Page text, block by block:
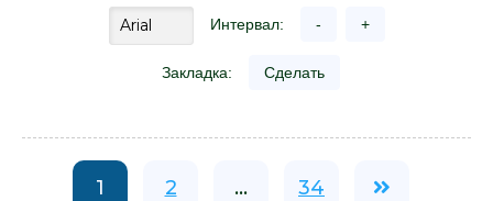
Интервал: - +
Закладка: Сделать
1 2 ... 34